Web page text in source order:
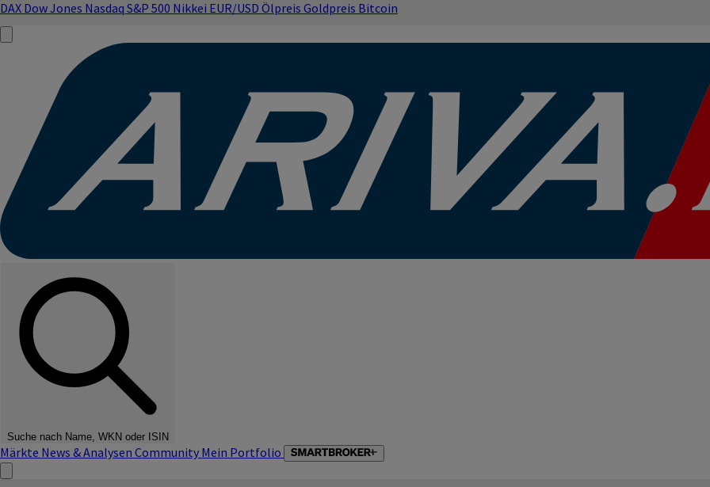
DAX Dow Jones Nasdaq S&P 500 Nikkei EUR/USD Ölpreis Goldpreis Bitcoin
Suche nach Name, WKN oder ISIN
Märkte News & Analysen Community Mein Portfolio